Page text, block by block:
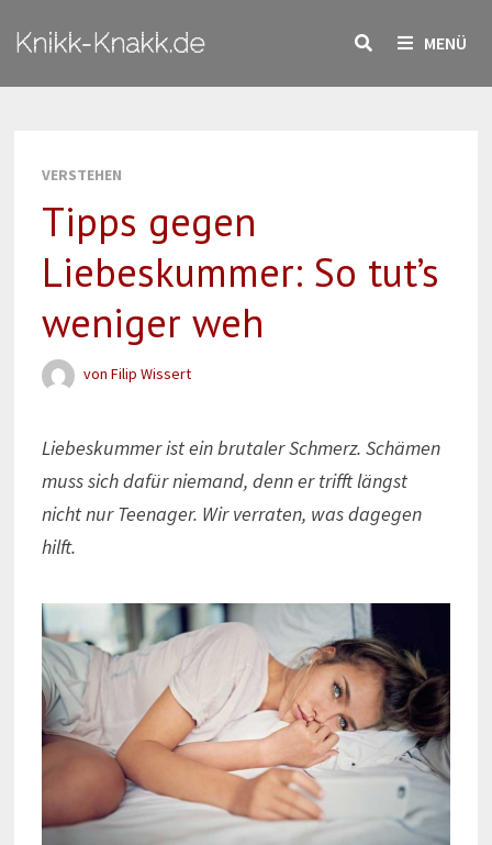
Inhalt
Knikk-Knakk.de MENÜ
VERSTEHEN
Tipps gegen
Liebeskummer: So tut’s
weniger weh
von Filip Wissert
Liebeskummer ist ein brutaler Schmerz. Schämen
muss sich dafür niemand, denn er trifft längst
nicht nur Teenager. Wir verraten, was dagegen
hilft.